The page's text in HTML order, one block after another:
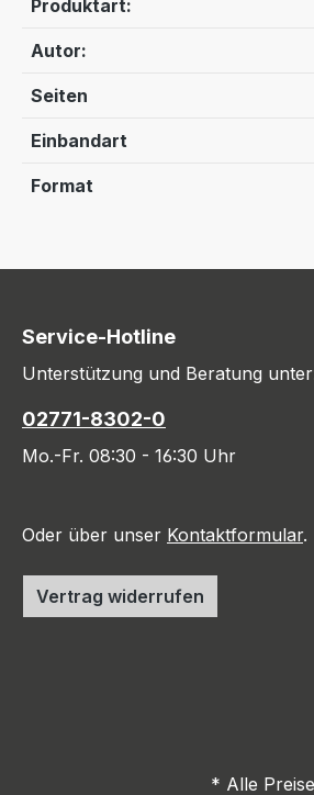
Produktart:
Autor:
Seiten
Einbandart
Format
Service-Hotline
Unterstützung und Beratung
02771-8302-0
Mo.-Fr. 08:30 - 16:30 Uhr
Oder über unser Kontaktformular.
Vertrag widerrufen
* Alle